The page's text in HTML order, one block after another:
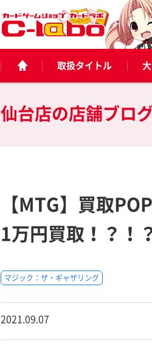
取扱タイトル
仙台店の店舗ブロ
【MTG】買取
1万円買取！？！
マジック：ザ・ギャザリング
2021.09.07